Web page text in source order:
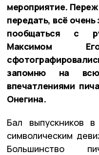
мероприятие.
передать, всё
пообщаться с
Максимом
запомню на
впечатлениями
Онегина.
Бал выпускников
символическим
Большинство